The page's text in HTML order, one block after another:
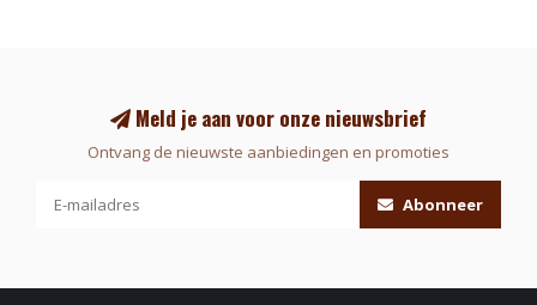
Meld je aan voor onze nieuwsbrief
Ontvang de nieuwste aanbiedingen en promoties
Abonneer